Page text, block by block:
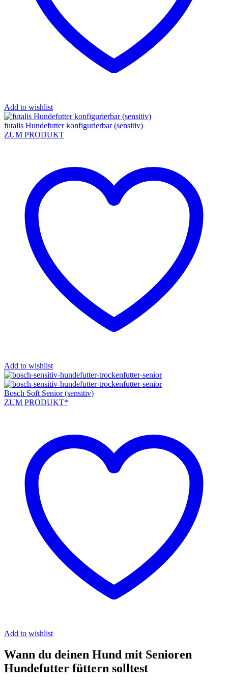
Add to wishlist
futalis Hundefutter konfigurierbar (sensitiv)
ZUM PRODUKT
Add to wishlist
Bosch Soft Senior (sensitiv)
ZUM PRODUKT*
Add to wishlist
Wann du deinen Hund mit Senioren
Hundefutter füttern solltest